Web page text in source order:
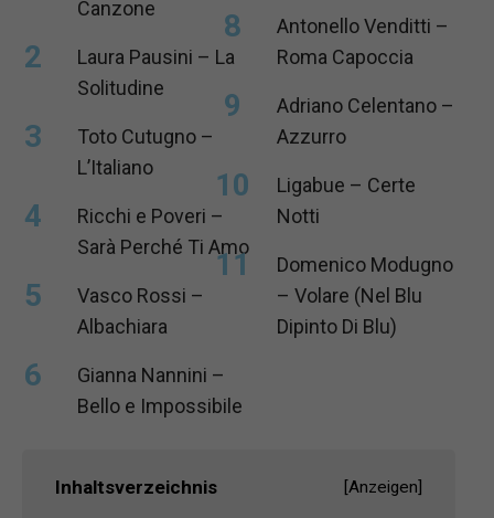
Canzone
Laura Pausini – La
Solitudine
Toto Cutugno –
L’Italiano
Ricchi e Poveri –
Sarà Perché Ti Amo
Vasco Rossi –
Albachiara
Gianna Nannini –
Bello e Impossibile
Antonello Venditti –
Roma Capoccia
Adriano Celentano –
Azzurro
Ligabue – Certe
Notti
Domenico Modugno
– Volare (Nel Blu
Dipinto Di Blu)
Inhaltsverzeichnis [Anzeigen]